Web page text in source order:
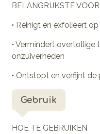
BELANGRIJKSTE
• Reinigt en exfolieert
• Vermindert overtollige
onzuiverheden
• Ontstopt en verfijnt de
Gebruik
HOE TE GEBRUIKEN